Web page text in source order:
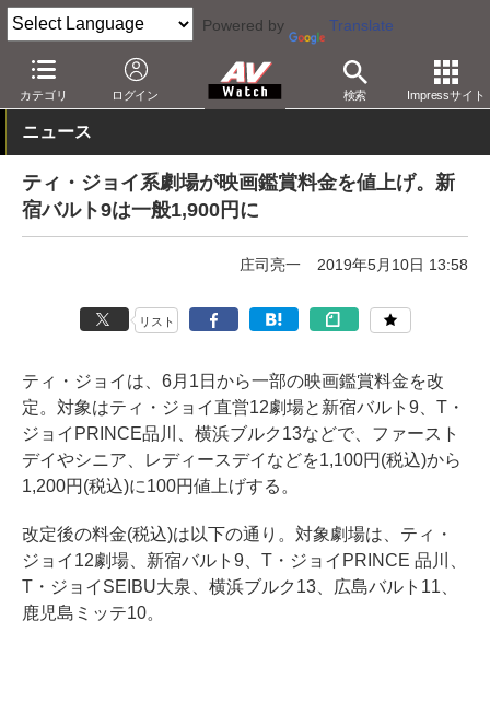
Powered by Translate
カテゴリ ログイン 検索 Impressサイト
AV Watch コンテンツ・サービス 映画 映画館・シネコン
ニュース
ティ・ジョイ系劇場が映画鑑賞料金を値上げ。新
宿バルト9は一般1,900円に
庄司亮一 2019年5月10日 13:58
リスト
ティ・ジョイは、6月1日から一部の映画鑑賞料金を改
定。対象はティ・ジョイ直営12劇場と新宿バルト9、T・
ジョイPRINCE品川、横浜ブルク13などで、ファースト
デイやシニア、レディースデイなどを1,100円(税込)から
1,200円(税込)に100円値上げする。
改定後の料金(税込)は以下の通り。対象劇場は、ティ・
ジョイ12劇場、新宿バルト9、T・ジョイPRINCE 品川、
T・ジョイSEIBU大泉、横浜ブルク13、広島バルト11、
鹿児島ミッテ10。